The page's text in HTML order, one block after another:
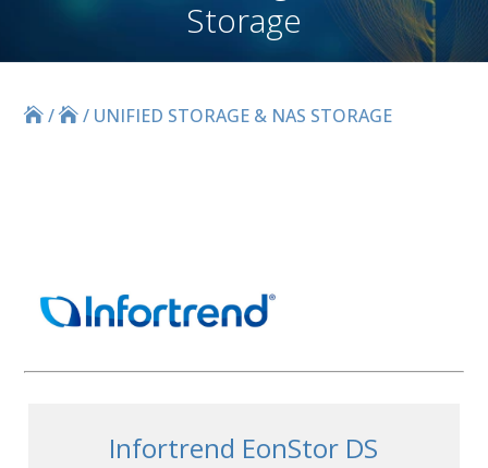
Storage
/ / UNIFIED STORAGE & NAS STORAGE
Infortrend EonStor DS